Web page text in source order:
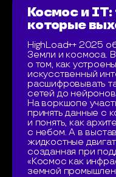
Космос и IT:
которые
HighLoad++ 2025
Земли и космоса.
о том, как
искусственный
расшифровывать
сетей до
На воркшопе
принять данные с
и понять, как
с небом. А в
жидкостные
созданная при
«Космос как
земной